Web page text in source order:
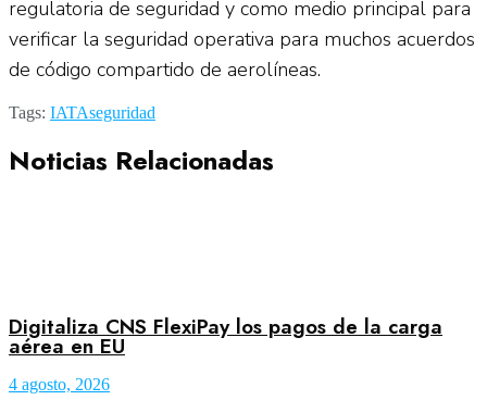
regulatoria de seguridad y como medio principal para
verificar la seguridad operativa para muchos acuerdos
de código compartido de aerolíneas.
Tags: IATAseguridad
Noticias Relacionadas
Digitaliza CNS FlexiPay los pagos de la carga
aérea en EU
4 agosto, 2026